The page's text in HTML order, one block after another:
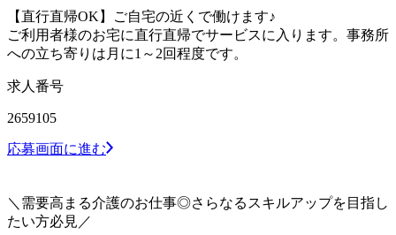
【直行直帰OK】ご自宅の近くで働けます♪
ご利用者様のお宅に直行直帰でサービスに入ります。事務所
への立ち寄りは月に1～2回程度です。
求人番号
2659105
応募画面に進む
＼需要高まる介護のお仕事◎さらなるスキルアップを目指し
たい方必見／